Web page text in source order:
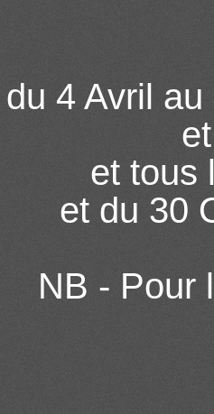
du 4 Avril
et tous
et du 30
NB - Pour